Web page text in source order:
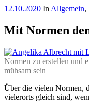
12.10.2020 In Allgemein,
Mit Normen
Normen zu erstellen und
mühsam sein
Über die vielen Normen,
vielerorts gleich sind,